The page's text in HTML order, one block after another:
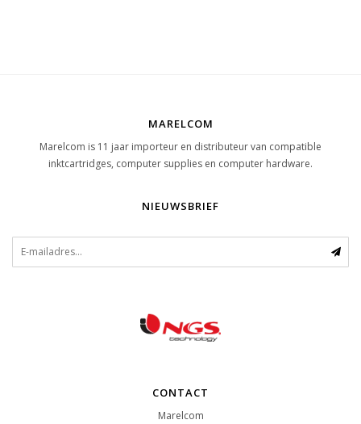
MARELCOM
Marelcom is 11 jaar importeur en distributeur van compatible
inktcartridges, computer supplies en computer hardware.
NIEUWSBRIEF
CONTACT
Marelcom